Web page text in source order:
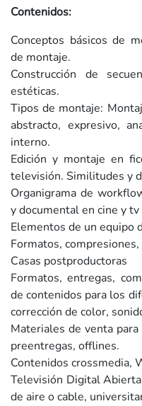
Contenidos:
Conceptos básicos de
de montaje.
Construcción de
estéticas.
Tipos de montaje:
abstracto, expresivo,
interno.
Edición y montaje en
televisión. Similitudes y
Organigrama de
y documental en cine y tv
Elementos de un equipo
Formatos,
Casas postproductoras
Formatos, entregas,
de contenidos para los
corrección de color,
Materiales de venta
preentregas, offlines.
Contenidos crossmedia,
Televisión Digital
de aire o cable,